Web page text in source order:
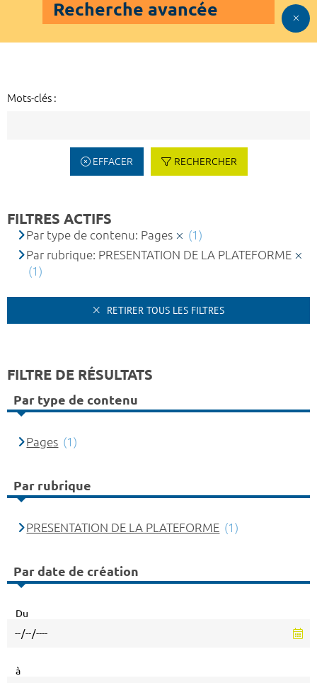
Recherche avancée
Mots-clés :
EFFACER RECHERCHER
FILTRES ACTIFS
Par type de contenu: Pages
(1)
Par rubrique: PRESENTATION DE LA PLATEFORME
(1)
RETIRER TOUS LES FILTRES
FILTRE DE RÉSULTATS
Par type de contenu
Pages (1)
Par rubrique
PRESENTATION DE LA PLATEFORME (1)
Par date de création
Du
à